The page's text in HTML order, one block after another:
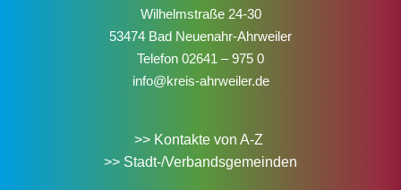
Wilhelmstraße 24-30
53474 Bad Neuenahr-Ahrweiler
Telefon 02641 – 975 0
info@kreis-ahrweiler.de
>> Kontakte von A-Z
>> Stadt-/Verbandsgemeinden